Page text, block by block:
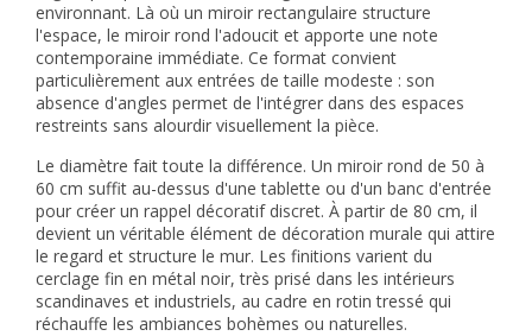
environnant. Là où un miroir rectangulaire structure
l'espace, le miroir rond l'adoucit et apporte une note
contemporaine immédiate. Ce format convient
particulièrement aux entrées de taille modeste : son
absence d'angles permet de l'intégrer dans des espaces
restreints sans alourdir visuellement la pièce.
Le diamètre fait toute la différence. Un miroir rond de 50 à
60 cm suffit au-dessus d'une tablette ou d'un banc d'entrée
pour créer un rappel décoratif discret. À partir de 80 cm, il
devient un véritable élément de décoration murale qui attire
le regard et structure le mur. Les finitions varient du
cerclage fin en métal noir, très prisé dans les intérieurs
scandinaves et industriels, au cadre en rotin tressé qui
réchauffe les ambiances bohèmes ou naturelles.